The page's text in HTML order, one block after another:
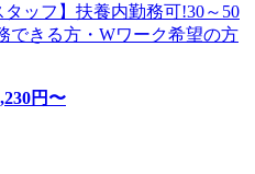
ッフ】扶養内勤務可!30～50
きる方・Wワーク希望の方
円〜